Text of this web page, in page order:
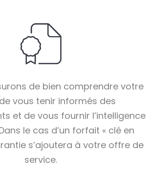
de bien comprendre votre
vous tenir informés des
et de vous fournir l’intelligence
le cas d’un forfait « clé en
s’ajoutera à votre offre de
service.